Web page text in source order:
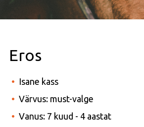
Eros
Isane kass
Värvus: must-valge
Vanus: 7 kuud - 4 aastat